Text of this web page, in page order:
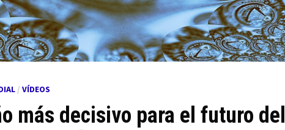
/ VÍDEOS
más decisivo para el futuro del